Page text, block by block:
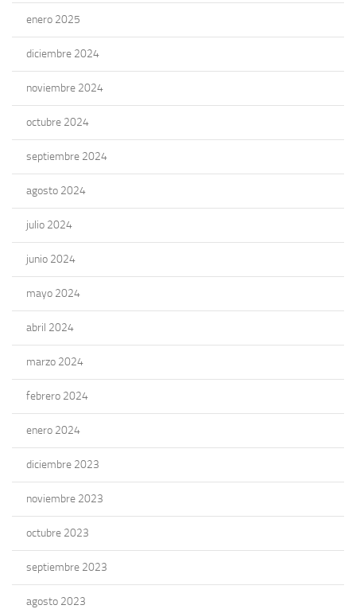
enero 2025
diciembre 2024
noviembre 2024
octubre 2024
septiembre 2024
agosto 2024
julio 2024
junio 2024
mayo 2024
abril 2024
marzo 2024
febrero 2024
enero 2024
diciembre 2023
noviembre 2023
octubre 2023
septiembre 2023
agosto 2023